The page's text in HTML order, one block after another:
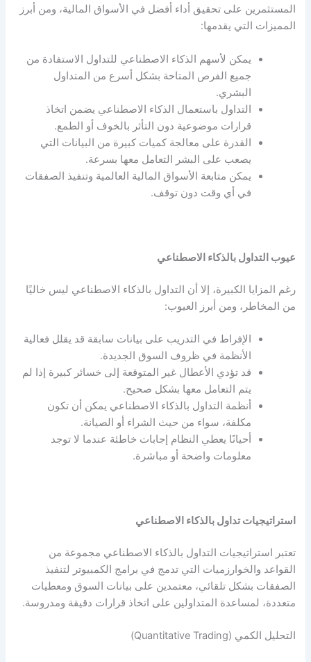
المستثمرين على تحقيق أداء أفضل في الأسواق المالية، ومن أبرز
المميزات التي يقدمها:
يمكن لأسهم الذكاء الاصطناعي للتداول الاستفادة من
جميع الفرص المتاحة بشكل أسرع من المتداول
البشري.
التداول باستعمال الذكاء الاصطناعي يضمن اتخاذ
قرارات موضوعية دون التأثر بالخوف أو الطمع.
القدرة على معالجة كميات كبيرة من البيانات التي
يصعب على البشر التعامل معها بسرعة.
يمكن متابعة الأسواق المالية العالمية وتنفيذ الصفقات
في أي وقت دون توقف.
عيوب التداول بالذكاء الاصطناعي
رغم المزايا الكبيرة، إلا أن التداول بالذكاء الاصطناعي ليس خاليًا
من المخاطر، ومن أبرز العيوب:
الإفراط في التدريب على بيانات سابقة قد يقلل فعالية
الأنظمة في ظروف السوق الجديدة.
قد تؤدي الأعطال غير المتوقعة إلى خسائر كبيرة إذا لم
يتم التعامل معها بشكل صحيح.
أنظمة التداول بالذكاء الاصطناعي يمكن أن تكون
مكلفة، سواء من حيث الشراء أو الصيانة.
أحيانًا يعطي النظام إجابات خاطئة عندما لا توجد
معلومات واضحة أو مباشرة.
استراتيجيات تداول بالذكاء الاصطناعي
تعتبر استراتيجيات التداول بالذكاء الاصطناعي مجموعة من
القواعد والخوارزميات التي تدمج في برامج الكمبيوتر لتنفيذ
الصفقات بشكل تلقائي، معتمدين على بيانات السوق ومعطيات
متعددة، لمساعدة المتداولين على اتخاذ قرارات دقيقة ومدروسة.
التحليل الكمي (Quantitative Trading)